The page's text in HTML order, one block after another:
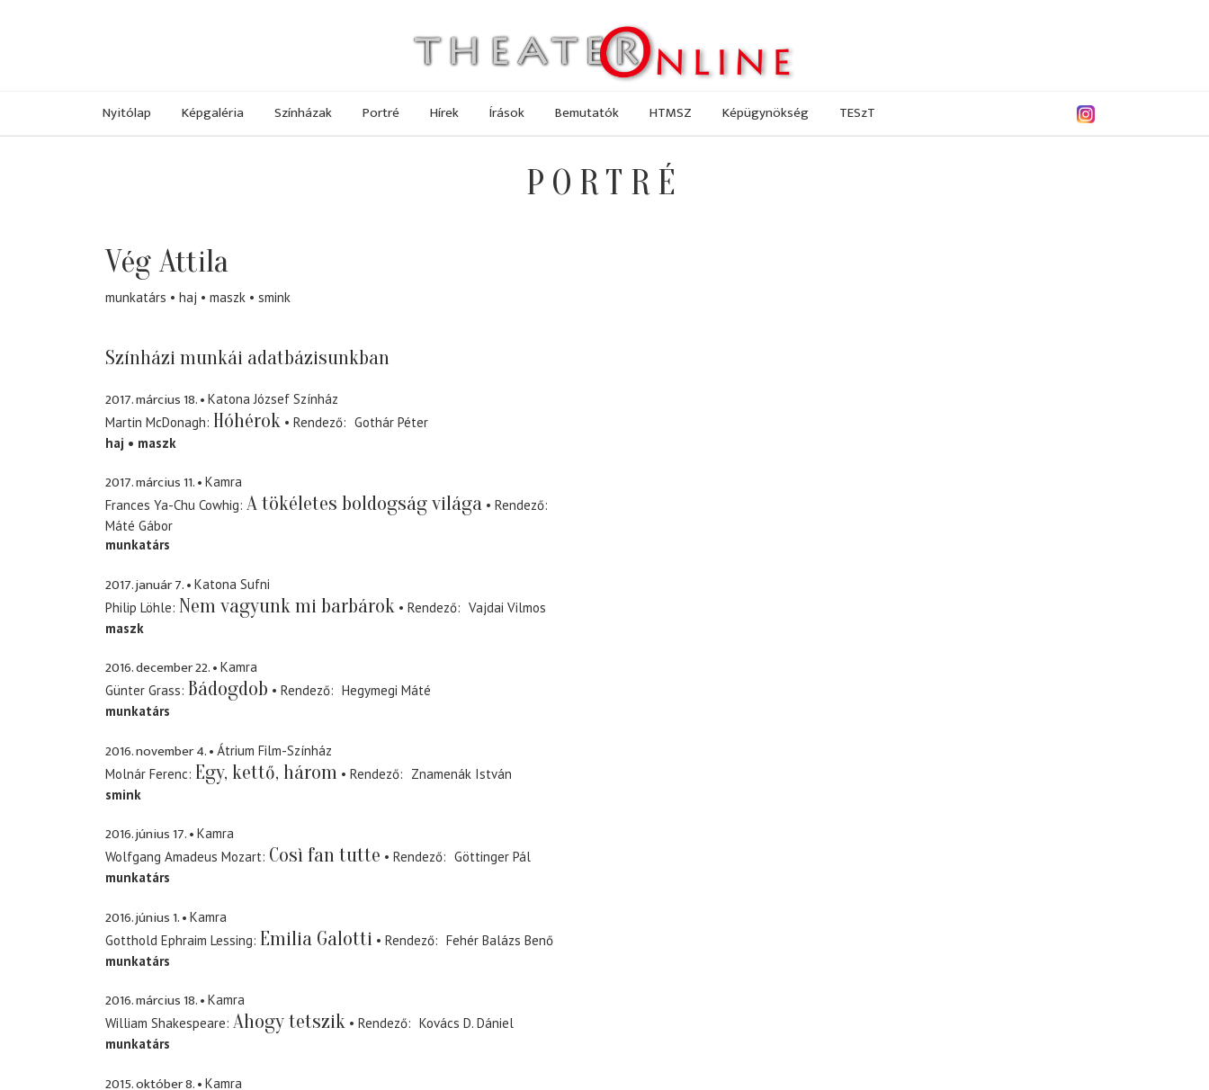
Nyitólap Képgaléria Színházak Portré Hírek Írások Bemutatók HTMSZ Képügynökség TESzT
PORTRÉ
Vég Attila
munkatárs haj maszk smink
Színházi munkái adatbázisunkban
2017. március 18.
Katona József Színház
Martin McDonagh Hóhérok Rendező
Gothár Péter
haj
maszk
2017. március 11.
Kamra
Frances Ya-Chu Cowhig A tökéletes boldogság világa
Rendező
Máté Gábor
munkatárs
2017. január 7.
Katona Sufni
Philip Löhle Nem vagyunk mi barbárok Rendező
Vajdai Vilmos
maszk
2016. december 22.
Kamra
Günter Grass Bádogdob Rendező
Hegymegi Máté
munkatárs
2016. november 4.
Átrium Film-Színház
Molnár Ferenc Egy, kettő, három Rendező
Znamenák István
smink
2016. június 17.
Kamra
Wolfgang Amadeus Mozart Così fan tutte Rendező
Göttinger Pál
munkatárs
2016. június 1.
Kamra
Gotthold Ephraim Lessing Emilia Galotti Rendező
Fehér Balázs Benő
munkatárs
2016. március 18.
Kamra
William Shakespeare Ahogy tetszik Rendező
Kovács D. Dániel
munkatárs
2015. október 8.
Kamra